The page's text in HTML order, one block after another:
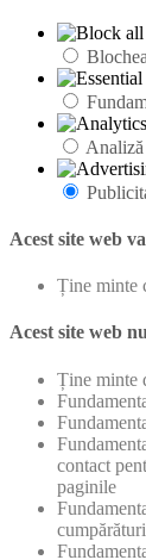
Analiză
Acest site web
Ține minte
Acest site web
Ține minte
contact
paginile
cumpărături